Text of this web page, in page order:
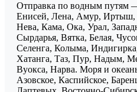
Отправка по водным путям
Енисей, Лена, Амур, Иртыш,
Нева, Кама, Ока, Урал,
Сырдарья, Вятка, Белая,
Селенга, Колыма,
Хатанга, Таз, Пур, Надым,
Вуокса, Нарва. Моря и
Азовское, Каспийское,